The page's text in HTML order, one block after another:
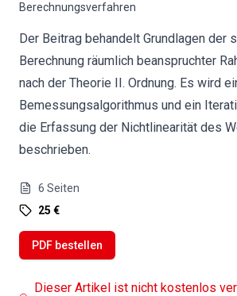
Berechnungsverfahren
Der Beitrag behandelt Grundlagen der
Berechnung räumlich beanspruchter
nach der Theorie II. Ordnung. Es wird
Bemessungsalgorithmus und ein
die Erfassung der Nichtlinearität des
beschrieben.
6 Seiten
25 €
PDF bestellen
Dieser Artikel ist nicht kostenlos